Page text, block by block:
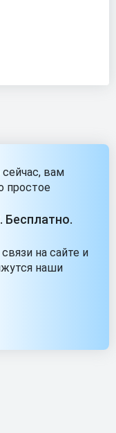
вам
простое
. Бесплатно.
на сайте и
наши